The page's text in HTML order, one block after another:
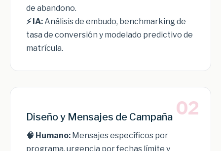
de abandono.
⚡ IA:Análisis de embudo, benchmarking de
tasa de conversión y modelado predictivo de
matrícula.
02
Diseño y Mensajes de Campaña
🧠 Humano: Mensajes específicos por
programa, urgencia por fechas límite y